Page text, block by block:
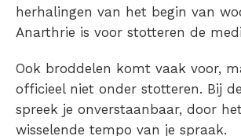
herhalingen van het begin van
Anarthrie is voor stotteren de
Ook broddelen komt vaak voor,
officieel niet onder stotteren. Bij
spreek je onverstaanbaar, door
wisselende tempo van je spraak.